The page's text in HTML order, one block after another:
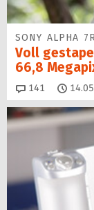
SONY ALPHA
Voll
66,8
141